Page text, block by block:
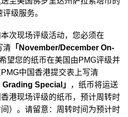
级服务。
次现场评级活动，您必须在
清 「November/December On-
望您的纸币在美国由PMG评级并
中国香港提交表上写清
Special」
，纸币将运送
港现场评级的纸币，预计周转时
）。请留意：周转时间为预计时